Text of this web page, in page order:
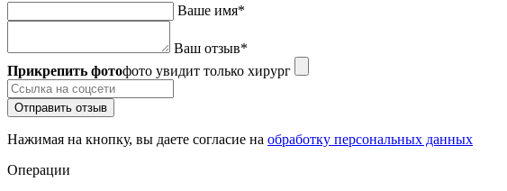
Ваше имя*
Ваш отзыв*
Прикрепить фотофото увидит только хирург
Отправить отзыв
Нажимая на кнопку, вы даете согласие на обработку персональных данных
Операции